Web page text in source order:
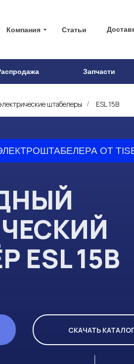
Запчасти
Статьи
Компания
штабелеры / ESL 15B
ESL 15B
ОТ
СКАЧАТЬ